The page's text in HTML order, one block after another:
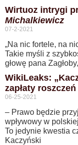
Wirtuoz intrygi
Michalkiewicz
07-2-2021
„Na nic fortele, na
Takie myśli z
głowę pana
WikiLeaks:
zapłaty
06-25-2021
– Prawo będzie
wpływowy w
To jedynie kwestia
Kaczyński